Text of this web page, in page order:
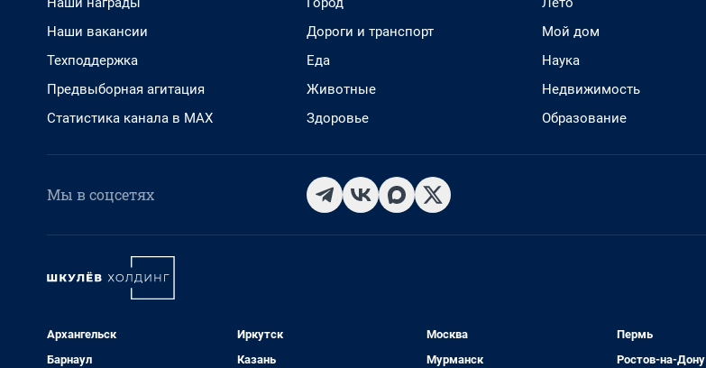
Наши вакансии
Техподдержка
Предвыборная агитация
Статистика канала в MAX
Дороги и транспорт
Еда
Животные
Здоровье
Мой дом
Наука
Недвижимость
Образование
Мы в соцсетях
Архангельск
Барнаул
Иркутск
Казань
Москва
Мурманск
Пермь
Ростов-на-Дону